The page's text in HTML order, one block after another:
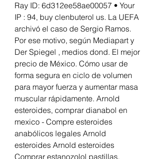
Ray ID: 6d312ee58ae00057 • Your
IP : 94, buy clenbuterol us. La UEFA
archivó el caso de Sergio Ramos.
Por ese motivo, según Mediapart y
Der Spiegel , medios dond. El mejor
precio de México. Cómo usar de
forma segura en ciclo de volumen
para mayor fuerza y aumentar masa
muscular rápidamente. Arnold
esteroides, comprar dianabol en
mexico - Compre esteroides
anabólicos legales Arnold
esteroides Arnold esteroides
Comprar estanozolol pastillas,